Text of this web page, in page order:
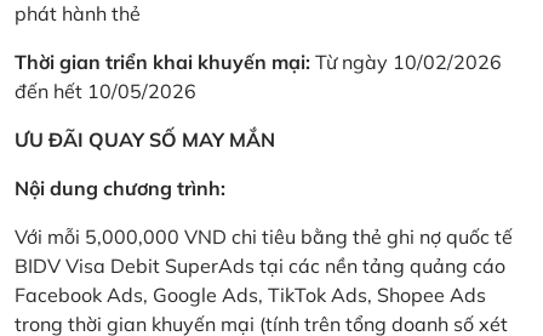
phát hành thẻ
Thời gian triển khai khuyến mại: Từ ngày 10/02/2026
đến hết 10/05/2026
ƯU ĐÃI QUAY SỐ MAY MẮN
Nội dung chương trình:
Với mỗi 5,000,000 VND chi tiêu bằng thẻ ghi nợ quốc tế
BIDV Visa Debit SuperAds tại các nền tảng quảng cáo
Facebook Ads, Google Ads, TikTok Ads, Shopee Ads
trong thời gian khuyến mại (tính trên tổng doanh số xét